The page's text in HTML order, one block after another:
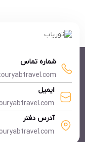
شماره تماس
ایمیل
آدرس دفتر